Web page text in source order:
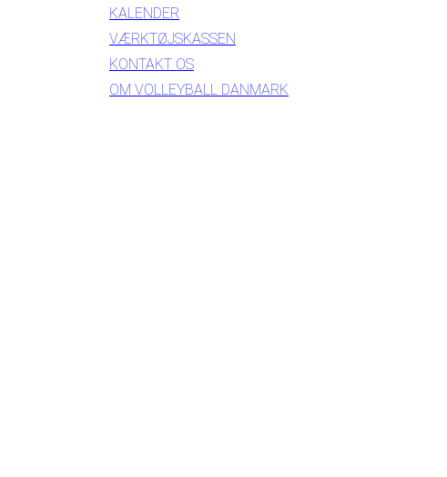
KALENDER
VÆRKTØJSKASSEN
KONTAKT OS
OM VOLLEYBALL DANMARK